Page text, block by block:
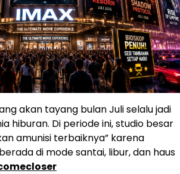
akan tayang bulan Juli selalu jadi
hiburan. Di periode ini, studio besar
amunisi terbaiknya” karena
di mode santai, libur, dan haus